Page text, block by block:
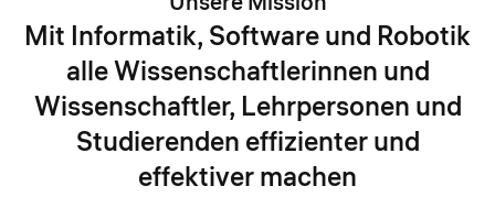
Mit Informatik, Software und Robotik
alle Wissenschaftlerinnen und
Wissenschaftler, Lehrpersonen und
Studierenden effizienter und
effektiver machen